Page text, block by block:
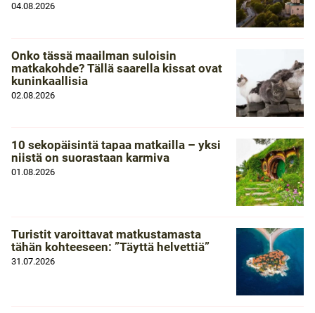
04.08.2026
Onko tässä maailman suloisin
matkakohde? Tällä saarella kissat ovat
kuninkaallisia
02.08.2026
10 sekopäisintä tapaa matkailla – yksi
niistä on suorastaan karmiva
01.08.2026
Turistit varoittavat matkustamasta
tähän kohteeseen: ”Täyttä helvettiä”
31.07.2026